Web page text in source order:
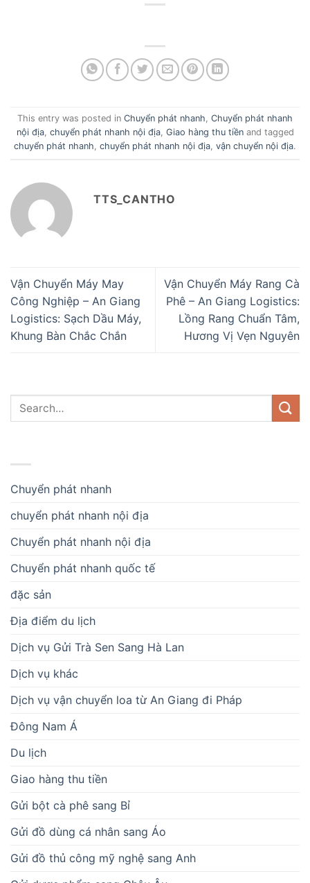
This entry was posted in Chuyển phát nhanh, Chuyển phát nhanh
nội địa, chuyển phát nhanh nội địa, Giao hàng thu tiềnand tagged
chuyển phát nhanh, chuyển phát nhanh nội địa, vận chuyển nội địa.
TTS_CANTHO
Vận Chuyển Máy May
Công Nghiệp – An Giang
Logistics: Sạch Dầu Máy,
Khung Bàn Chắc Chắn
Vận Chuyển Máy Rang Cà
Phê – An Giang Logistics:
Lồng Rang Chuẩn Tâm,
Hương Vị Vẹn Nguyên
Chuyển phát nhanh
chuyển phát nhanh nội địa
Chuyển phát nhanh nội địa
Chuyển phát nhanh quốc tế
đặc sản
Địa điểm du lịch
Dịch vụ Gửi Trà Sen Sang Hà Lan
Dịch vụ khác
Dịch vụ vận chuyển loa từ An Giang đi Pháp
Đông Nam Á
Du lịch
Giao hàng thu tiền
Gửi bột cà phê sang Bỉ
Gửi đồ dùng cá nhân sang Áo
Gửi đồ thủ công mỹ nghệ sang Anh